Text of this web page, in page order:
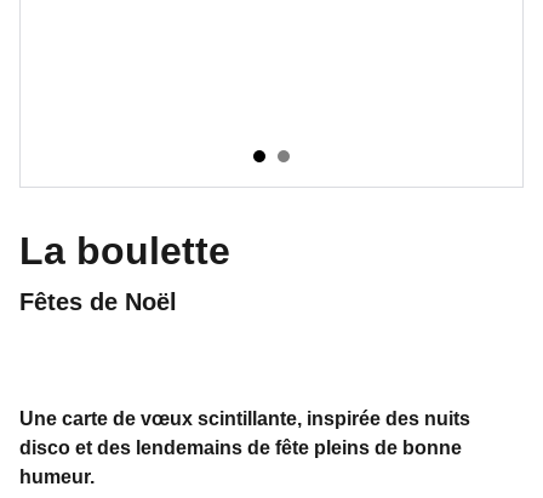
La boulette
Fêtes de Noël
Une carte de vœux scintillante, inspirée des nuits
disco et des lendemains de fête pleins de bonne
humeur.